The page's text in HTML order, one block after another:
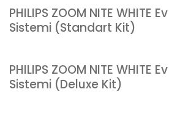
PHILIPS ZOOM NITE WHITE
Sistemi (Standart Kit)
PHILIPS ZOOM NITE WHITE
Sistemi (Deluxe Kit)